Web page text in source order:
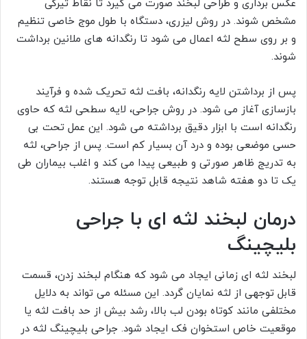
عکس برداری و طراحی لبخند صورت می گیرد تا نقاط تیرگی
مشخص شوند. در روش لیزری، دستگاه با طول موج خاصی تنظیم
و بر روی سطح لثه اعمال می شود تا رنگدانه های ملانین برداشت
شوند.
پس از برداشتن لایه رنگدانه، بافت لثه تحریک شده و فرآیند
بازسازی آغاز می شود. در روش جراحی، لایه سطحی لثه که حاوی
رنگدانه است با ابزار دقیق برداشته می شود. این عمل تحت بی
حسی موضعی بوده و درد آن بسیار کم است. پس از جراحی، لثه
به تدریج ظاهر صورتی و طبیعی پیدا می کند و اغلب بیماران طی
یک تا دو هفته شاهد نتیجه قابل توجه هستند.
درمان لبخند لثه ای با جراحی
بلیچینگ
لبخند لثه ای زمانی ایجاد می شود که هنگام لبخند زدن، قسمت
قابل توجهی از لثه نمایان گردد. این مسئله می تواند به دلایل
مختلفی مانند کوتاه بودن لب بالا، رشد بیش از حد بافت لثه یا
موقعیت خاص استخوان فک ایجاد شود. جراحی بلیچینگ لثه در